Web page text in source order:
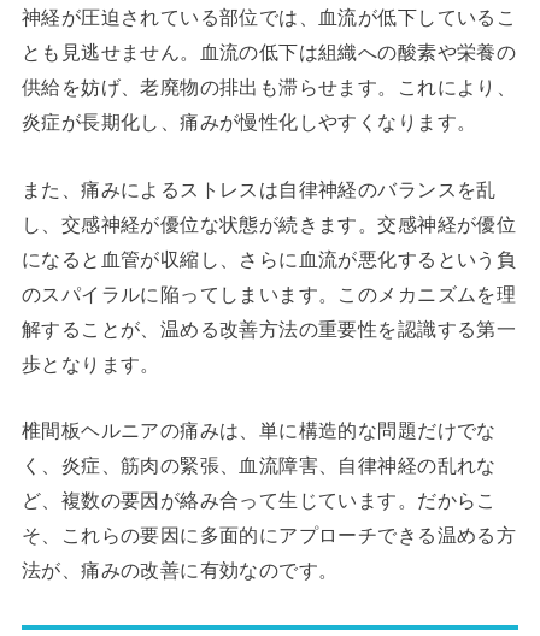
神経が圧迫されている部位では、血流が低下しているこ
とも見逃せません。血流の低下は組織への酸素や栄養の
供給を妨げ、老廃物の排出も滞らせます。これにより、
炎症が長期化し、痛みが慢性化しやすくなります。
また、痛みによるストレスは自律神経のバランスを乱
し、交感神経が優位な状態が続きます。交感神経が優位
になると血管が収縮し、さらに血流が悪化するという負
のスパイラルに陥ってしまいます。このメカニズムを理
解することが、温める改善方法の重要性を認識する第一
歩となります。
椎間板ヘルニアの痛みは、単に構造的な問題だけでな
く、炎症、筋肉の緊張、血流障害、自律神経の乱れな
ど、複数の要因が絡み合って生じています。だからこ
そ、これらの要因に多面的にアプローチできる温める方
法が、痛みの改善に有効なのです。